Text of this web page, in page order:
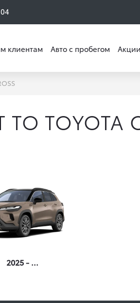
клиентам Авто с пробегом
TOYOTA
2025 - ...